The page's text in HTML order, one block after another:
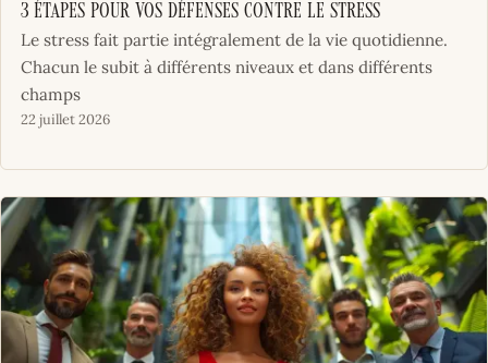
3 étapes pour vos défenses contre le stress
Le stress fait partie intégralement de la vie quotidienne.
Chacun le subit à différents niveaux et dans différents
champs
22 juillet 2026